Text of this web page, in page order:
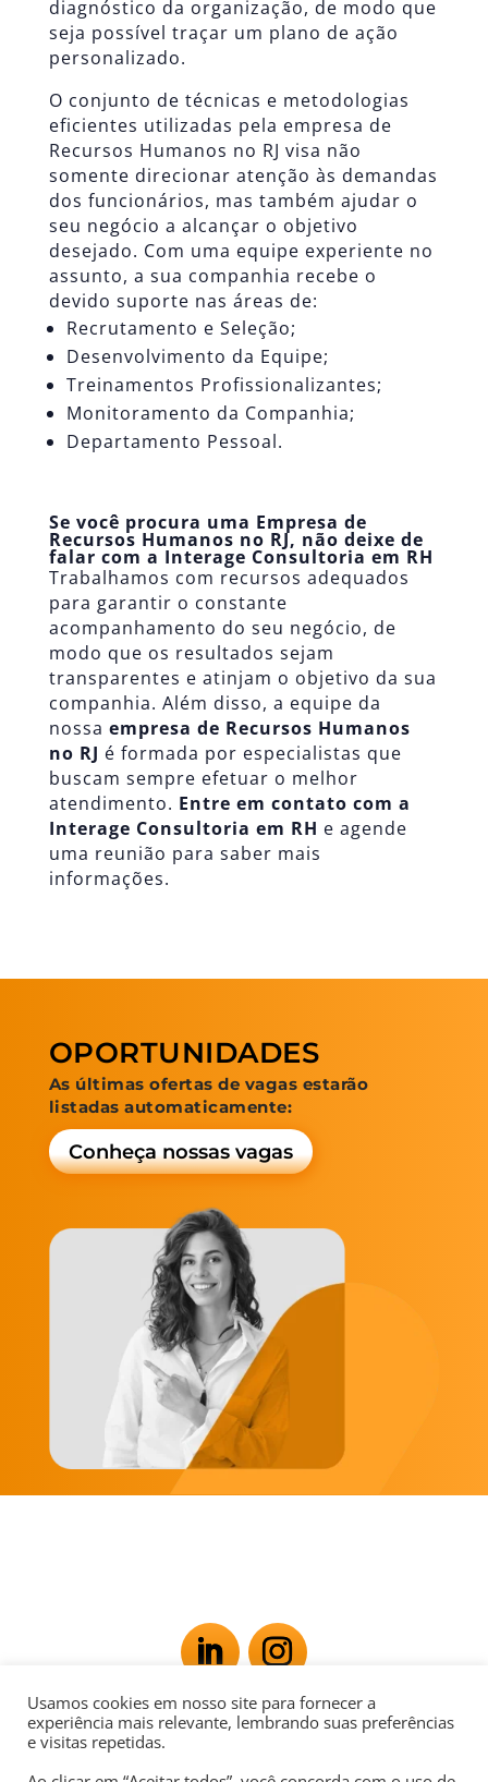
diagnóstico da organização, de modo que
seja possível traçar um plano de ação
personalizado.
O conjunto de técnicas e metodologias
eficientes utilizadas pela empresa de
Recursos Humanos no RJ visa não
somente direcionar atenção às demandas
dos funcionários, mas também ajudar o
seu negócio a alcançar o objetivo
desejado. Com uma equipe experiente no
assunto, a sua companhia recebe o
devido suporte nas áreas de:
Recrutamento e Seleção;
Desenvolvimento da Equipe;
Treinamentos Profissionalizantes;
Monitoramento da Companhia;
Departamento Pessoal.
Se você procura uma Empresa de
Recursos Humanos no RJ, não deixe de
falar com a Interage Consultoria em RH
Trabalhamos com recursos adequados
para garantir o constante
acompanhamento do seu negócio, de
modo que os resultados sejam
transparentes e atinjam o objetivo da sua
companhia. Além disso, a equipe da
nossa empresa de Recursos Humanos
no RJ é formada por especialistas que
buscam sempre efetuar o melhor
atendimento. Entre em contato com a
Interage Consultoria em RH e agende
uma reunião para saber mais
informações.
OPORTUNIDADES
As últimas ofertas de vagas estarão
listadas automaticamente:
Conheça nossas vagas
Av. Rio Branco, 181 - Centro, Rio de Janeiro - RJ,
Usamos cookies em nosso site para fornecer a
experiência mais relevante, lembrando suas preferências
e visitas repetidas.